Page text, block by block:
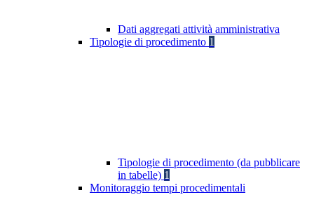
Dati aggregati attività amministrativa
Tipologie di procedimento 1
Tipologie di procedimento (da pubblicare
in tabelle) 1
Monitoraggio tempi procedimentali